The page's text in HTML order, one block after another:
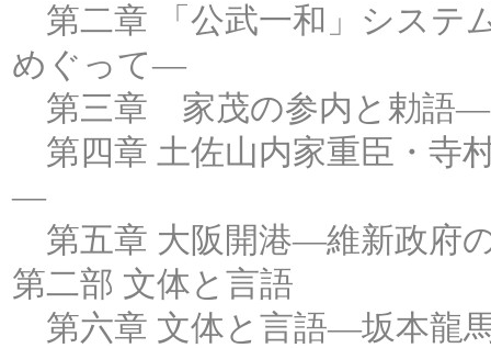
第二章 「公武一和」システ
めぐって―
第三章 家茂の参内と勅語―
第四章 土佐山内家重臣・寺
―
第五章 大阪開港―維新政府
第二部 文体と言語
第六章 文体と言語―坂本龍